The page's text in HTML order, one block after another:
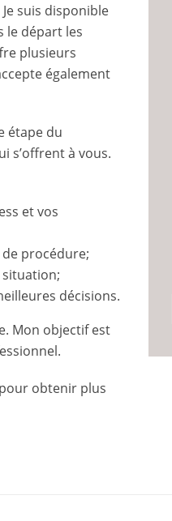
suis disponible
le départ les
plusieurs
également
étape du
s’offrent à vous.
et vos
procédure;
décisions.
Mon objectif est
obtenir plus